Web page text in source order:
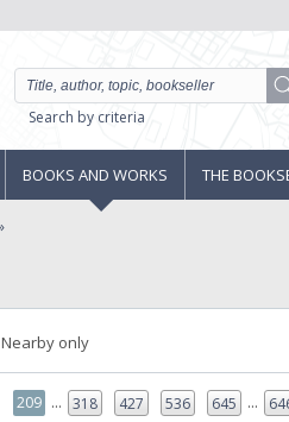
Search by criteria
BOOKS AND WORKS THE
Nearby only
209 ... 318 427 536 645 ...